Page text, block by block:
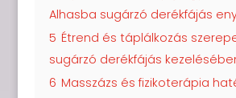
Alhasba sugárzó derékfájás
5 Étrend és táplálkozás
sugárzó derékfájás
6 Masszázs és fizikoterápia